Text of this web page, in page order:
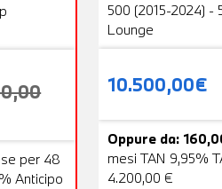
per 48
Anticipo
500 (2015-2024) -
Lounge
10.500,00€
Oppure da:
mesi TAN 9,95%
4.200,00 €